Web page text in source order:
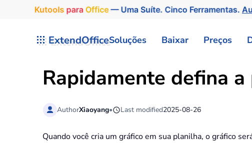
KutoolsparaOffice— Uma Suíte. Cinco Ferramentas.
ExtendOfficeSoluções Baixar Preços
Rapidamente defina
AuthorXiaoyang• Last modified2025-08-26
Quando você cria um gráfico em sua planilha, o gráfico